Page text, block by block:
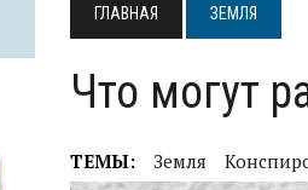
ГЛАВНАЯ ЗЕМЛЯ
Что могут
ТЕМЫ: Земля